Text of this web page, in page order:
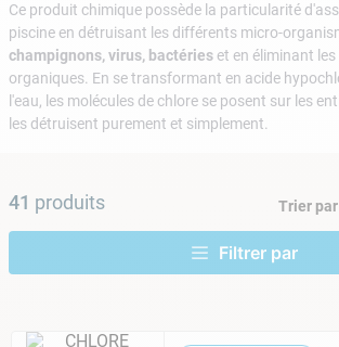
Ce produit chimique possède la particularité
piscine en détruisant les différents micro-
champignons, virus, bactéries et en éliminant
organiques. En se transformant en acide
l'eau, les molécules de chlore se posent sur les
les détruisent purement et simplement.
41 produits Trier par
6.
tuyau
7.
spa
8.
aspirateur piscine
9.
skimmer